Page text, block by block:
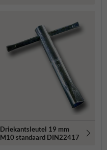
Driekantsleutel 19 mm
M10 standaard DIN22417